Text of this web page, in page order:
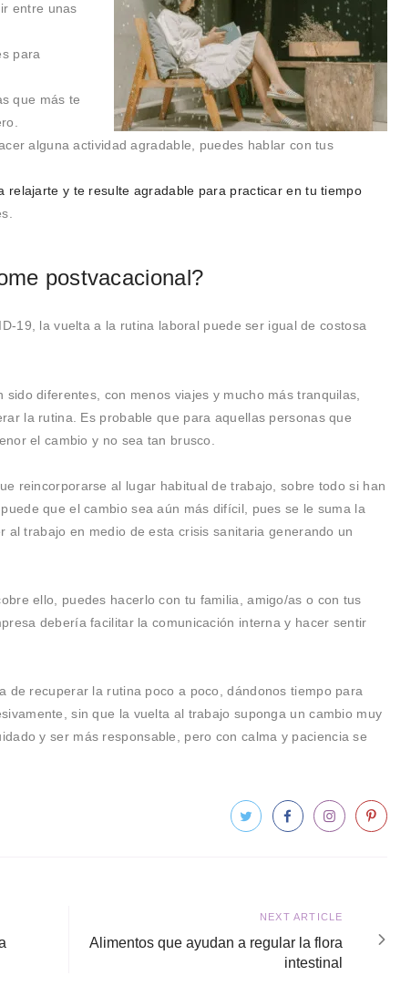
entre unas
para
que más te
alguna actividad agradable, puedes hablar con tus
relajarte y te resulte agradable para practicar en tu tiempo
postvacacional?
19, la vuelta a la rutina laboral puede ser igual de costosa
diferentes, con menos viajes y mucho más tranquilas,
la rutina. Es probable que para aquellas personas que
el cambio y no sea tan brusco.
reincorporarse al lugar habitual de trabajo, sobre todo si han
que el cambio sea aún más difícil, pues se le suma la
al trabajo en medio de esta crisis sanitaria generando un
ello, puedes hacerlo con tu familia, amigo/as o con tus
debería facilitar la comunicación interna y hacer sentir
de recuperar la rutina poco a poco, dándonos tiempo para
sin que la vuelta al trabajo suponga un cambio muy
y ser más responsable, pero con calma y paciencia se
Next
article
NEXT ARTICLE
Alimentos que ayudan a regular la flora
intestinal